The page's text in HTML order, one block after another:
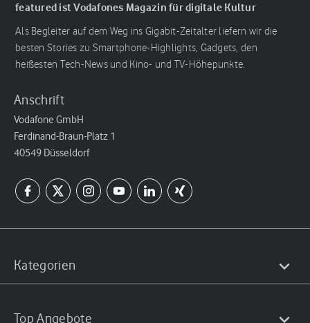
featured ist Vodafones Magazin für digitale Kultur
Als Begleiter auf dem Weg ins Gigabit-Zeitalter liefern wir die
besten Stories zu Smartphone-Highlights, Gadgets, den
heißesten Tech-News und Kino- und TV-Höhepunkte.
Anschrift
Vodafone GmbH
Ferdinand-Braun-Platz 1
40549 Düsseldorf
Kategorien
Top Angebote